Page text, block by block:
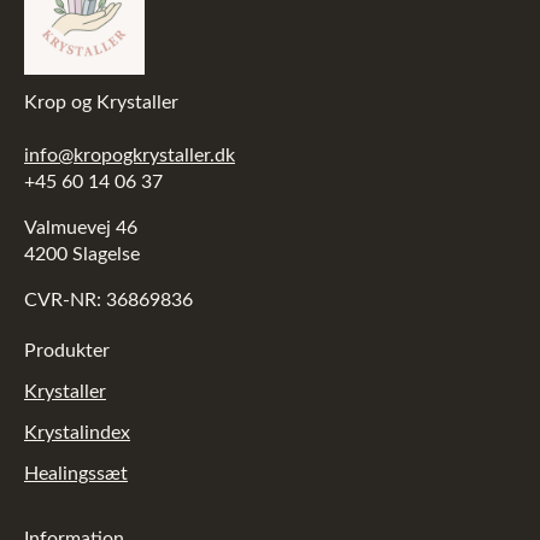
Krop og Krystaller
info@kropogkrystaller.dk
+45 60 14 06 37
Valmuevej 46
4200 Slagelse
CVR-NR: 36869836
Produkter
Krystaller
Krystalindex
Healingssæt